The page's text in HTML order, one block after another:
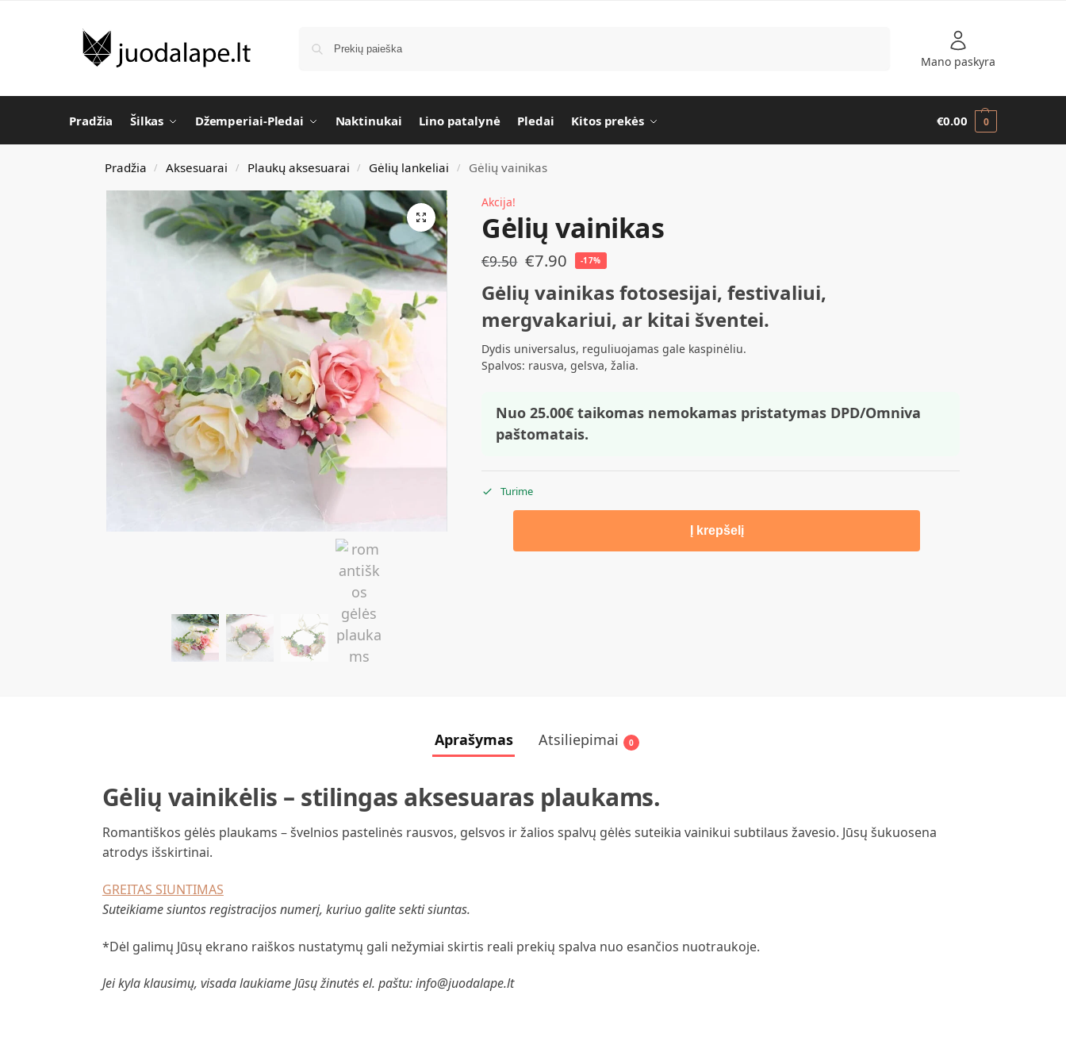
Mano paskyra
Pradžia Šilkas Džemperiai-Pledai Naktinukai Lino patalynė Pledai Kitos prekės €0.00 0
Pradžia / Aksesuarai / Plaukų aksesuarai / Gėlių lankeliai / Gėlių vainikas
Akcija!
Gėlių vainikas
€9.50 €7.90 -17%
Gėlių vainikas fotosesijai, festivaliui,
mergvakariui, ar kitai šventei.
Dydis universalus, reguliuojamas gale kaspinėliu.
Spalvos: rausva, gelsva, žalia.
Nuo 25.00€ taikomas nemokamas pristatymas DPD/Omniva
paštomatais.
Turime
Į krepšelį
Aprašymas Atsiliepimai 0
Gėlių vainikėlis – stilingas aksesuaras plaukams.
Romantiškos gėlės plaukams – švelnios pastelinės rausvos, gelsvos ir žalios spalvų gėlės suteikia vainikui subtilaus žavesio. Jūsų šukuosena
atrodys išskirtinai.
GREITAS SIUNTIMAS
Suteikiame siuntos registracijos numerį, kuriuo galite sekti siuntas.
*Dėl galimų Jūsų ekrano raiškos nustatymų gali nežymiai skirtis reali prekių spalva nuo esančios nuotraukoje.
Jei kyla klausimų, visada laukiame Jūsų žinutės el. paštu: info@juodalape.lt